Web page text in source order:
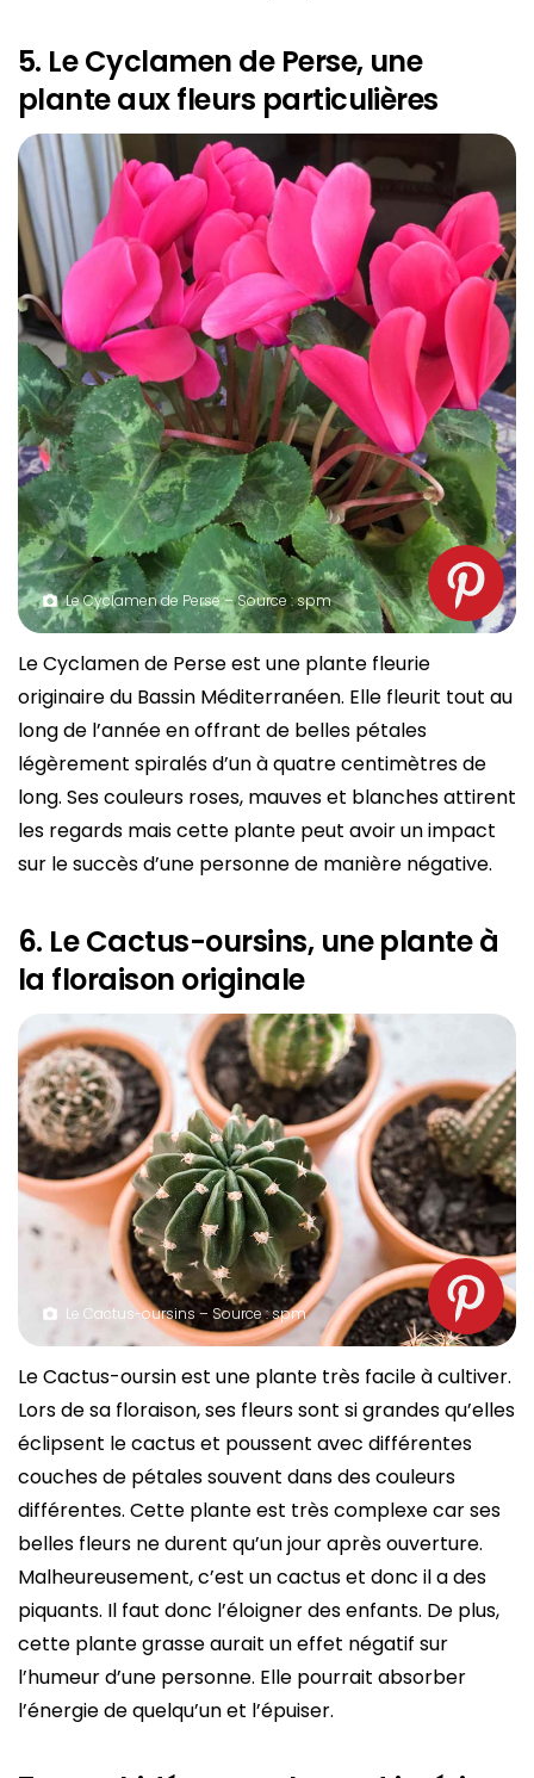
5. Le Cyclamen de Perse, une
plante aux fleurs particulières
Le Cyclamen de Perse – Source : spm
Le Cyclamen de Perse est une plante fleurie
originaire du Bassin Méditerranéen. Elle fleurit tout au
long de l’année en offrant de belles pétales
légèrement spiralés d’un à quatre centimètres de
long. Ses couleurs roses, mauves et blanches attirent
les regards mais cette plante peut avoir un impact
sur le succès d’une personne de manière négative.
6. Le Cactus-oursins, une plante à
la floraison originale
Le Cactus-oursins – Source : spm
Le Cactus-oursin est une plante très facile à cultiver.
Lors de sa floraison, ses fleurs sont si grandes qu’elles
éclipsent le cactus et poussent avec différentes
couches de pétales souvent dans des couleurs
différentes. Cette plante est très complexe car ses
belles fleurs ne durent qu’un jour après ouverture.
Malheureusement, c’est un cactus et donc il a des
piquants. Il faut donc l’éloigner des enfants. De plus,
cette plante grasse aurait un effet négatif sur
l’humeur d’une personne. Elle pourrait absorber
l’énergie de quelqu’un et l’épuiser.